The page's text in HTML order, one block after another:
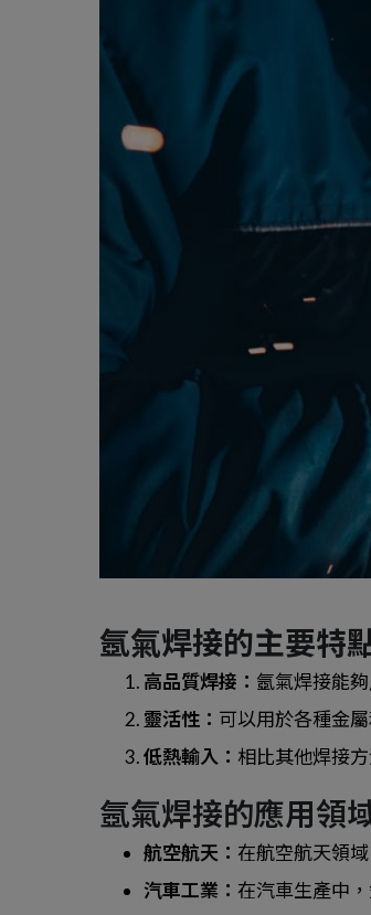
氬氣焊接的主要特
高品質焊接： 氬氣焊接能
靈活性： 可以用於各種金
低熱輸入： 相比其他焊接
氬氣焊接的應用領
航空航天： 在航空航天領
汽車工業： 在汽車生產中